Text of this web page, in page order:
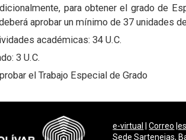
para obtener el grado de
aprobar un mínimo de 37 unidades
académicas: 34 U.C.
3 U.C.
el Trabajo Especial de Grado
e-virtual |Correo |
Sede Sartenejas,